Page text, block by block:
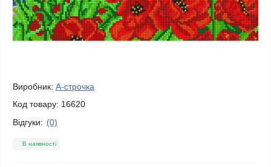
Виробник: А-строчка
Код товару: 16620
Відгуки: (0)
В наявності